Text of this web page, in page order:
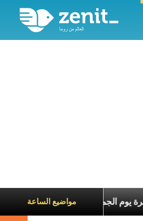
مواضيع الساعة
عناوين نشرة يوم الجمعة 7 آب 2026: السلام يُبنى بصبر يومًا بعد يوم